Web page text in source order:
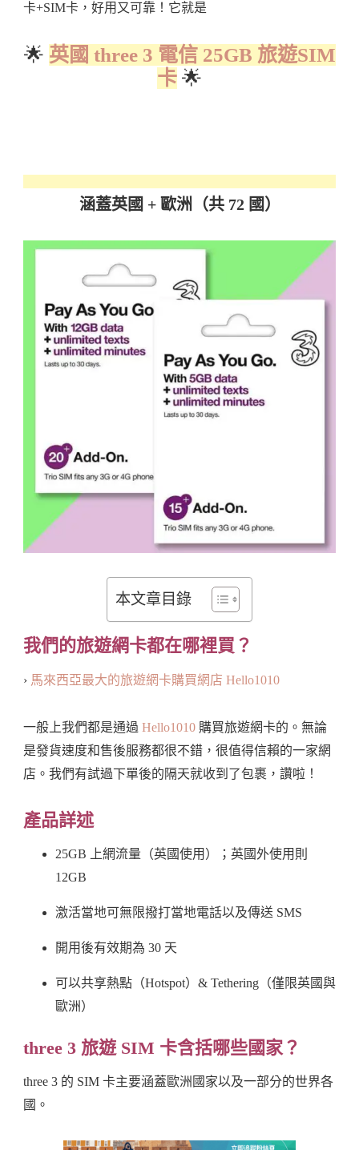
Card
Traveller
卡+SIM卡，好用又可靠！它就是
🌟 英國 three 3 電信 25GB 旅遊SIM
卡 🌟
涵蓋英國 + 歐洲（共 72 國）
本文章目錄
我們的旅遊網卡都在哪裡買？
› 馬來西亞最大的旅遊網卡購買網店 Hello1010
一般上我們都是通過 Hello1010 購買旅遊網卡的。無論
是發貨速度和售後服務都很不錯，很值得信賴的一家網
店。我們有試過下單後的隔天就收到了包裹，讚啦！
產品詳述
25GB 上網流量（英國使用）；英國外使用則
12GB
激活當地可無限撥打當地電話以及傳送 SMS
開用後有效期為 30 天
可以共享熱點（Hotspot）& Tethering（僅限英國與
歐洲）
three 3 旅遊 SIM 卡含括哪些國家？
three 3 的 SIM 卡主要涵蓋歐洲國家以及一部分的世界各
國。